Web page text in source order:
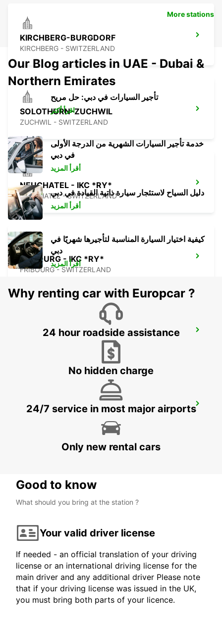
KIRCHBERG-BURGDORF
KIRCHBERG - SWITZERLAND
SOLOTHURN-ZUCHWIL
ZUCHWIL - SWITZERLAND
NEUCHATEL - IKC *RY*
NEUCHATEL - SWITZERLAND
FRIBOURG - IKC *RY*
FRIBOURG - SWITZERLAND
BASEL DREISPITZ - IKC *RY*
THUN - IKC *RY*
More stations
Our Blog articles in UAE - Dubai &
Northern Emirates
تأجير السيارات في دبي: حل مريح
اقرأ أكثر
خدمة تأجير السيارات الشهرية من الدرجة الأولى
في دبي
أقرأ المزيد
دليل السياح لاستئجار سيارة ذاتية القيادة في دبي
أقرأ المزيد
كيفية اختيار السيارة المناسبة لتأجيرها شهريًا في
دبي
أقرأ المزيد
Why renting car with Europcar ?
24 hour roadside assistance
No hidden charge
24/7 service in most major airports
Only new rental cars
Good to know
What should you bring at the station ?
Your valid driver license
If needed - an official translation of your driving
license or an international driving license for the
main driver and any additional driver Please note
that if your driving license was issued in the UK,
you must bring both parts of your licence.